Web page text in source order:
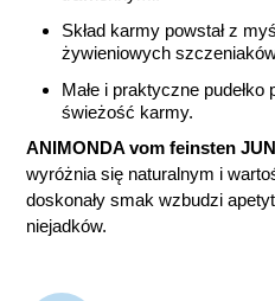
Skład karmy powstał z
żywieniowych
Małe i praktyczne pudełko
świeżość karmy.
ANIMONDA vom feinsten
wyróżnia się naturalnym i
doskonały smak wzbudzi
niejadków.